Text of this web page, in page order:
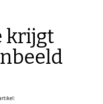
krijgt